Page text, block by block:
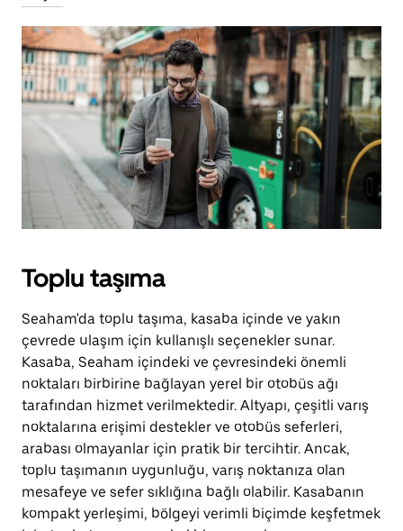
Toplu taşıma
Seaham'da toplu taşıma, kasaba içinde ve yakın
çevrede ulaşım için kullanışlı seçenekler sunar.
Kasaba, Seaham içindeki ve çevresindeki önemli
noktaları birbirine bağlayan yerel bir otobüs ağı
tarafından hizmet verilmektedir. Altyapı, çeşitli varış
noktalarına erişimi destekler ve otobüs seferleri,
arabası olmayanlar için pratik bir tercihtir. Ancak,
toplu taşımanın uygunluğu, varış noktanıza olan
mesafeye ve sefer sıklığına bağlı olabilir. Kasabanın
kompakt yerleşimi, bölgeyi verimli biçimde keşfetmek